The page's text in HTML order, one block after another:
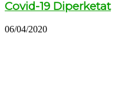
Covid-19 Diperketat
06/04/2020